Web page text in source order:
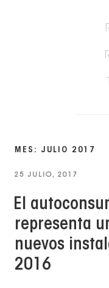
MES: JULIO 2017
PUBLICADO
25 JULIO, 2017
El
representa
nuevos
2016